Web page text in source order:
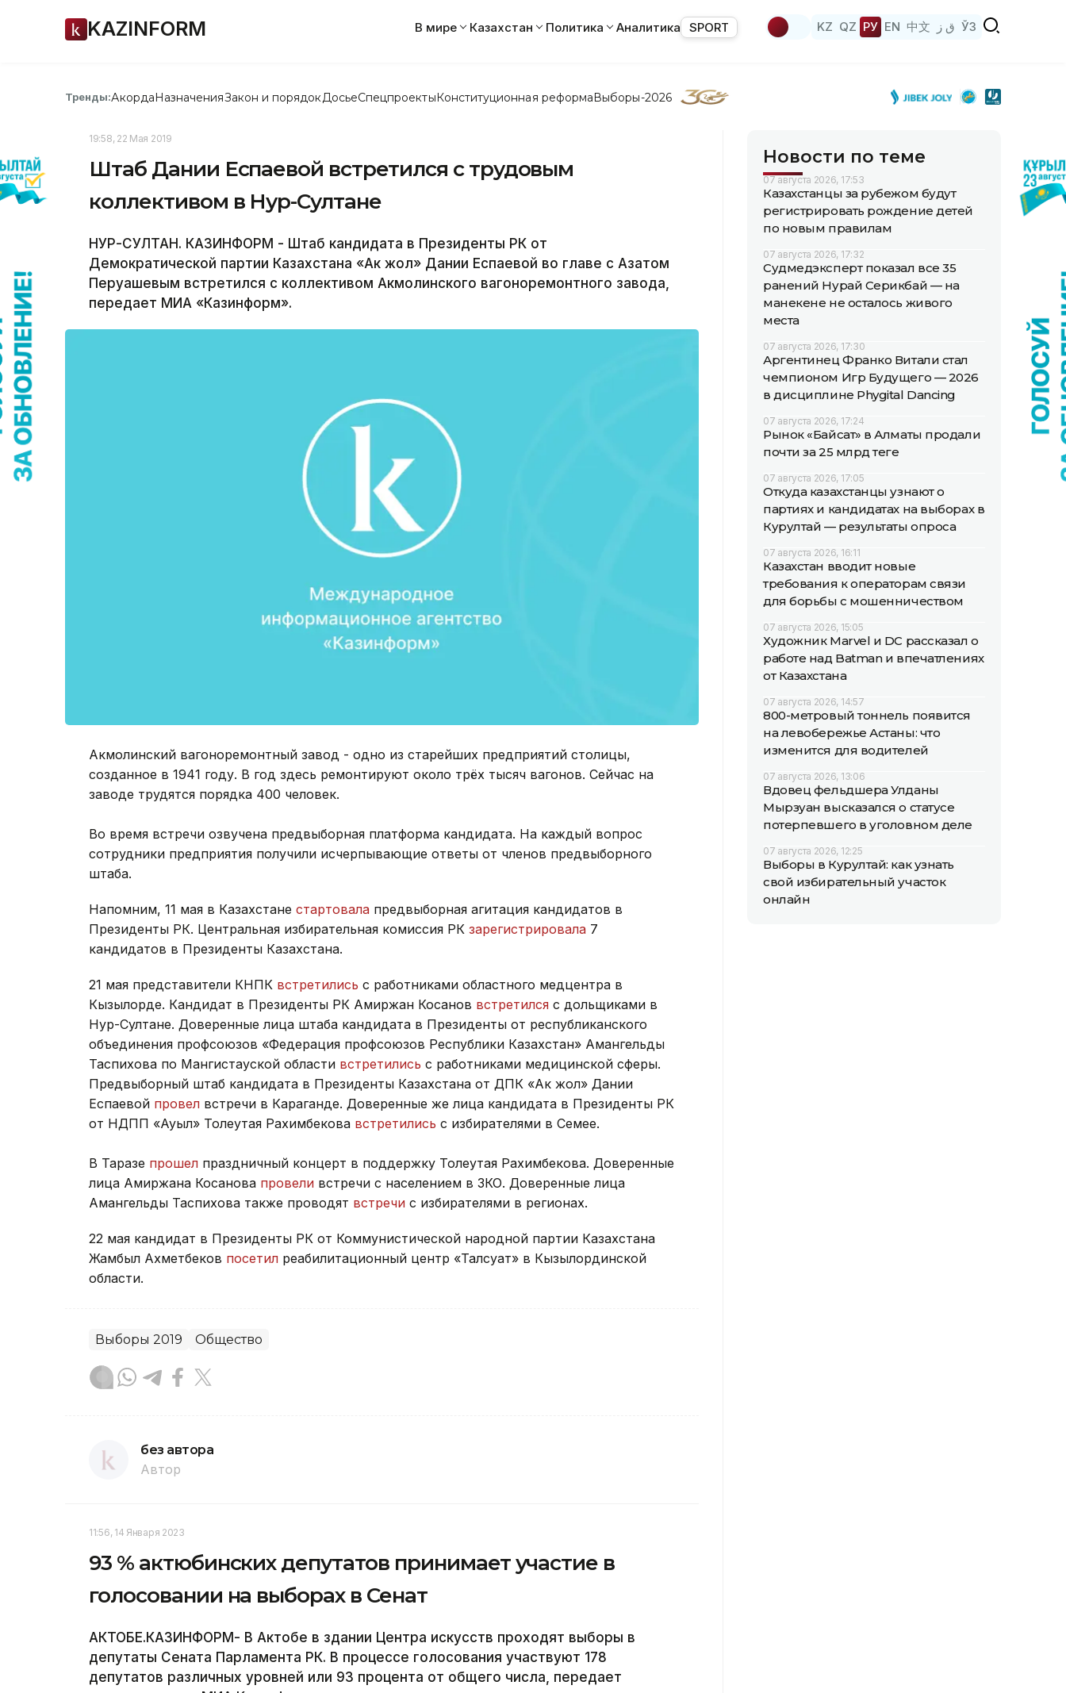
KAZINFORM В мире Казахстан Политика Аналитика SPORT KZ QZ РУ EN 中文 ق ز ЎЗ
Тренды:АкордаНазначенияЗакон и порядок ДосьеСпецпроектыКонституционная реформаВыборы-2026
19:58, 22 Мая 2019
Штаб Дании Еспаевой встретился с трудовым
коллективом в Нур-Султане
НУР-СУЛТАН. КАЗИНФОРМ - Штаб кандидата в Президенты РК от
Демократической партии Казахстана «Ак жол» Дании Еспаевой во главе с Азатом
Перуашевым встретился с коллективом Акмолинского вагоноремонтного завода,
передает МИА «Казинформ».
Акмолинский вагоноремонтный завод - одно из старейших предприятий столицы,
созданное в 1941 году. В год здесь ремонтируют около трёх тысяч вагонов. Сейчас на
заводе трудятся порядка 400 человек.
Во время встречи озвучена предвыборная платформа кандидата. На каждый вопрос
сотрудники предприятия получили исчерпывающие ответы от членов предвыборного
штаба.
Напомним, 11 мая в Казахстане стартовала предвыборная агитация кандидатов в
Президенты РК. Центральная избирательная комиссия РК зарегистрировала 7
кандидатов в Президенты Казахстана.
21 мая представители КНПК встретились с работниками областного медцентра в
Кызылорде. Кандидат в Президенты РК Амиржан Косанов встретился с дольщиками в
Нур-Султане. Доверенные лица штаба кандидата в Президенты от республиканского
объединения профсоюзов «Федерация профсоюзов Республики Казахстан» Амангельды
Таспихова по Мангистауской области встретились с работниками медицинской сферы.
Предвыборный штаб кандидата в Президенты Казахстана от ДПК «Ак жол» Дании
Еспаевой провел встречи в Караганде. Доверенные же лица кандидата в Президенты РК
от НДПП «Ауыл» Толеутая Рахимбекова встретились с избирателями в Семее.
В Таразе прошел праздничный концерт в поддержку Толеутая Рахимбекова. Доверенные
лица Амиржана Косанова провели встречи с населением в ЗКО. Доверенные лица
Амангельды Таспихова также проводят встречи с избирателями в регионах.
22 мая кандидат в Президенты РК от Коммунистической народной партии Казахстана
Жамбыл Ахметбеков посетил реабилитационный центр «Талсуат» в Кызылординской
области.
Выборы 2019 Общество
без автора
Автор
11:56, 14 Января 2023
93 % актюбинских депутатов принимает участие в
голосовании на выборах в Сенат
АКТОБЕ.КАЗИНФОРМ- В Актобе в здании Центра искусств проходят выборы в
депутаты Сената Парламента РК. В процессе голосования участвуют 178
депутатов различных уровней или 93 процента от общего числа, передает
Новости по теме
07 августа 2026, 17:53
Казахстанцы за рубежом будут
регистрировать рождение детей
по новым правилам
07 августа 2026, 17:32
Судмедэксперт показал все 35
ранений Нурай Серикбай — на
манекене не осталось живого
места
07 августа 2026, 17:30
Аргентинец Франко Витали стал
чемпионом Игр Будущего — 2026
в дисциплине Phygital Dancing
07 августа 2026, 17:24
Рынок «Байсат» в Алматы продали
почти за 25 млрд теңге
07 августа 2026, 17:05
Откуда казахстанцы узнают о
партиях и кандидатах на выборах в
Курултай — результаты опроса
07 августа 2026, 16:11
Казахстан вводит новые
требования к операторам связи
для борьбы с мошенничеством
07 августа 2026, 15:05
Художник Marvel и DC рассказал о
работе над Batman и впечатлениях
от Казахстана
07 августа 2026, 14:57
800-метровый тоннель появится
на левобережье Астаны: что
изменится для водителей
07 августа 2026, 13:06
Вдовец фельдшера Улданы
Мырзуан высказался о статусе
потерпевшего в уголовном деле
07 августа 2026, 12:25
Выборы в Курултай: как узнать
свой избирательный участок
онлайн